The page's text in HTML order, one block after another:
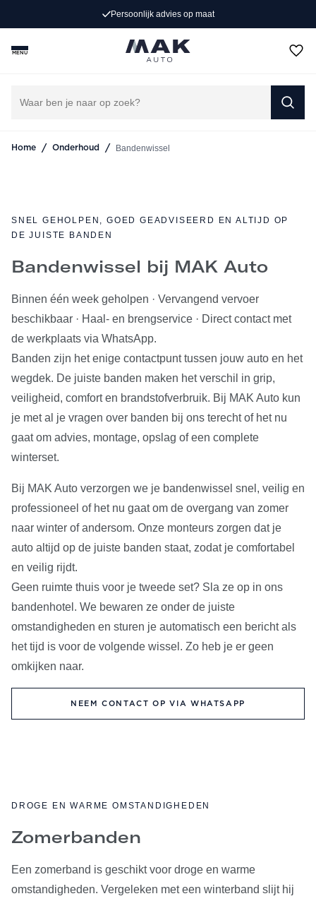
MENU
Home / Onderhoud / Bandenwissel
Altijd rijden op de juiste banden. Snel gewisseld, veilig
opgeslagen en automatisch herinnerd als het tijd is voor
de volgende wissel.
CONTACT VIA WHATSAPP
SNEL GEHOLPEN, GOED GEADVISEERD EN ALTIJD OP
DE JUISTE BANDEN
Bandenwissel bij MAK Auto
Binnen één week geholpen · Vervangend vervoer
beschikbaar · Haal- en brengservice · Direct contact met
de werkplaats via WhatsApp.
Banden zijn het enige contactpunt tussen jouw auto en het
wegdek. De juiste banden maken het verschil in grip,
veiligheid, comfort en brandstofverbruik. Bij MAK Auto kun
je met al je vragen over banden bij ons terecht of het nu
gaat om advies, montage, opslag of een complete
winterset.
Bij MAK Auto verzorgen we je bandenwissel snel, veilig en
professioneel of het nu gaat om de overgang van zomer
naar winter of andersom. Onze monteurs zorgen dat je
auto altijd op de juiste banden staat, zodat je comfortabel
en veilig rijdt.
Geen ruimte thuis voor je tweede set? Sla ze op in ons
bandenhotel. We bewaren ze onder de juiste
omstandigheden en sturen je automatisch een bericht als
het tijd is voor de volgende wissel. Zo heb je er geen
omkijken naar.
NEEM CONTACT OP VIA WHATSAPP
DROGE EN WARME OMSTANDIGHEDEN
Zomerbanden
Een zomerband is geschikt voor droge en warme
omstandigheden. Vergeleken met een winterband slijt hij